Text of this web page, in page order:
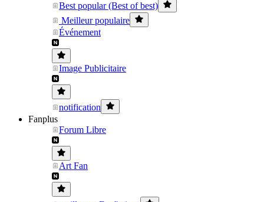
Best popular (Best of best)
Meilleur populaire
Événement
Image Publicitaire
notification
Fanplus
Forum Libre
Art Fan